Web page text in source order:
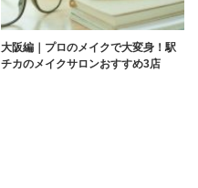
大阪編｜プロのメイクで大変身！駅
チカのメイクサロンおすすめ3店